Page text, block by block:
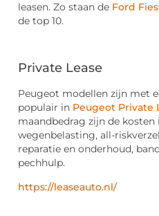
leasen. Zo staan de Ford
de top 10.
Private Lease
Peugeot modellen zijn met
populair in Peugeot Private
maandbedrag zijn de kosten
wegenbelasting, all-
reparatie en onderhoud,
pechhulp.
https://leaseauto.nl/